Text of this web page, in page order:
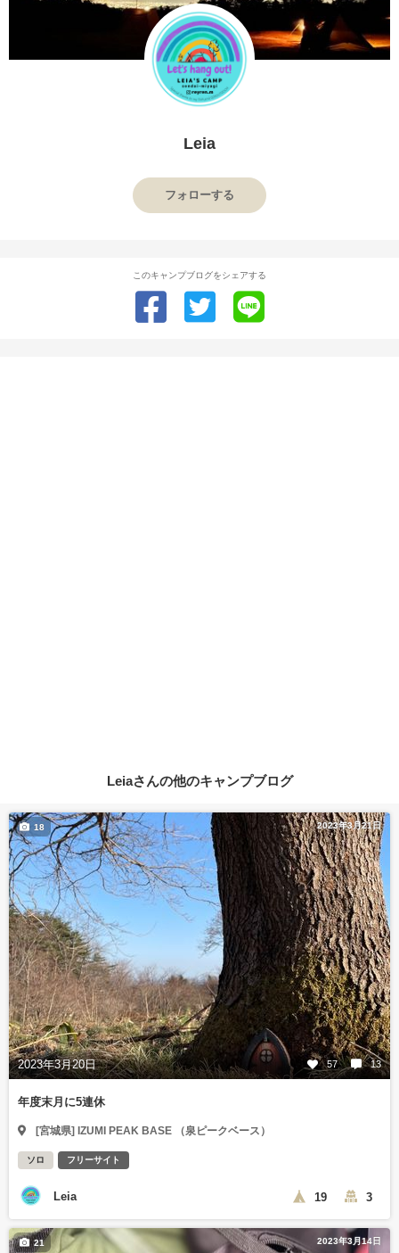
Leia
フォローする
このキャンプブログをシェアする
Leiaさんの他のキャンプブログ
2023年3月21日
2023年3月20日 57 13
18
年度末月に5連休
[宮城県] IZUMI PEAK BASE （泉ピークベース）
ソロ フリーサイト
Leia 19 3
2023年3月14日
21